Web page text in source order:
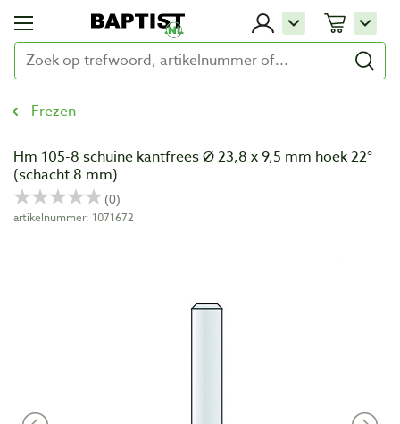
Frezen
Hm 105-8 schuine kantfrees Ø 23,8 x 9,5 mm hoek 22°
(schacht 8 mm)
artikelnummer: 1071672